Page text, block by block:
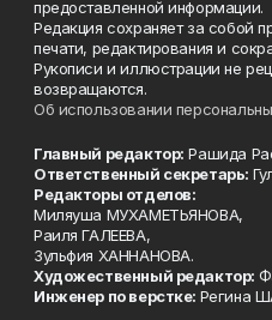
предоставленной информации.
Редакция сохраняет за собой
печати, редактирования и
Рукописи и иллюстрации не
возвращаются.
Об использовании
Главный редактор: Рашида
Ответственный секретарь:
Редакторы отделов:
Миляуша МУХАМЕТЬЯНОВА,
Раиля ГАЛЕЕВА,
Зульфия ХАННАНОВА.
Художественный редактор:
Инженер по верстке: Регина